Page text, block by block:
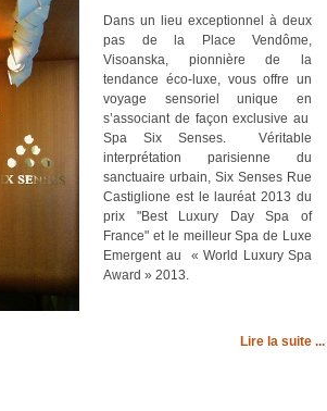
Dans un lieu exceptionnel à deux
pas de la Place Vendôme,
Visoanska, pionnière de la
tendance éco-luxe, vous offre un
voyage sensoriel unique en
s’associant de façon exclusive au
Spa Six Senses. Véritable
interprétation parisienne du
sanctuaire urbain, Six Senses Rue
Castiglione est le lauréat 2013 du
prix "Best Luxury Day Spa of
France" et le meilleur Spa de Luxe
Emergent au « World Luxury Spa
Award » 2013.
Lire la suite ...